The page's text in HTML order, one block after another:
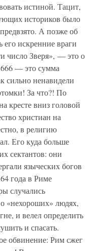
истиной. Тацит,
историков было
А позже об
искренние враги
число Зверя», — это о
— это сумма
сильно ненавидели
За что?! По
кресте вниз головой
христиан на
в религию
Его куда больше
сектантов: они
языческих богов
года в Риме
случались
«нехороших» людях,
и велел определить
и спасать.
обвинение: Рим сжег